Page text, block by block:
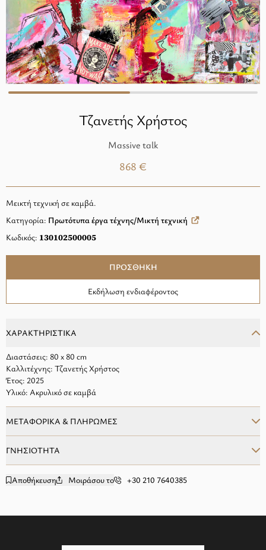
Τζανετής Χρήστος
Massive talk
868 €
Μεικτή τεχνική σε καμβά.
Κατηγορία: Πρωτότυπα έργα τέχνης/Μικτή τεχνική
Κωδικός: 130102500005
ΠΡΟΣΘΗΚΗ
Εκδήλωση ενδιαφέροντος
ΧΑΡΑΚΤΗΡΙΣΤΙΚΑ
Διαστάσεις: 80 x 80 cm
Καλλιτέχνης: Τζανετής Χρήστος
Έτος: 2025
Υλικό: Ακρυλικό σε καμβά
ΜΕΤΑΦΟΡΙΚΑ & ΠΛΗΡΩΜΕΣ
ΓΝΗΣΙΟΤΗΤΑ
add to wishlist
Αποθήκευση Μοιράσου το +30 210 7640385